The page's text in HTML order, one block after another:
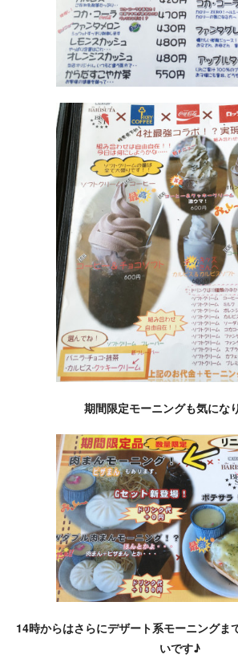
期間限定モーニングも気にな
14時からはさらにデザート系モーニング
いです♪